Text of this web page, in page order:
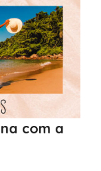
com a